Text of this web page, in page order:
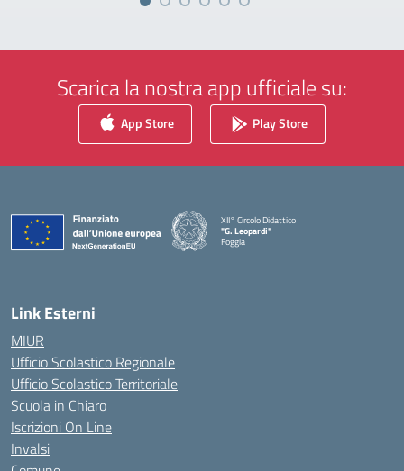
Scarica la nostra app ufficiale su:
App Store Play Store
XII° Circolo Didattico
"G. Leopardi"
Foggia
— Visita la pagina iniziale della scuola
Link Esterni
MIUR
Ufficio Scolastico Regionale
Ufficio Scolastico Territoriale
Scuola in Chiaro
Iscrizioni On Line
Invalsi